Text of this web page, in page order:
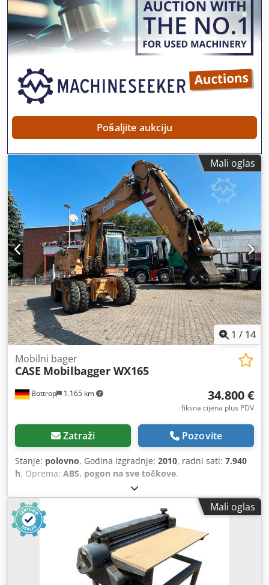
Pošaljite aukciju
Mali oglas
1 / 14
Bottrop 1.165 km
Mobilni bager
CASE Mobilbagger WX165
34.800 €
fiksna cijena plus PDV
Zatraži Pozovite
Stanje: polovno, Godina izgradnje: 2010, radni sati: 7.940
h, Oprema: ABS, pogon na sve točkove,
Mali oglas